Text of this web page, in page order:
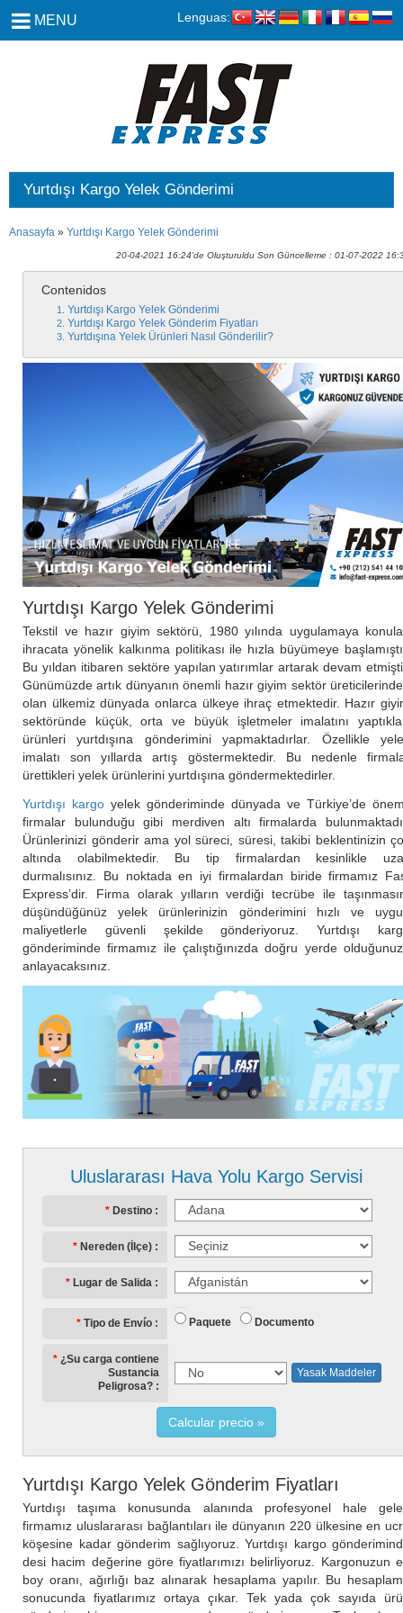
MENU Lenguas:
Yurtdışı Kargo Yelek Gönderimi
Anasayfa » Yurtdışı Kargo Yelek Gönderimi
20-04-2021 16:24'de Oluşturuldu Son Güncelleme : 01-07-2022
Uluslararası Hava Yolu Kargo Servisi
Destino
Nereden (İlçe)
Lugar de Salida
Tipo de Envío Paquete Documento
¿Su carga contiene
Sustancia
Peligrosa?
Yasak Maddeler
Calcular precio
Contenidos
Yurtdışı Kargo Yelek Gönderimi
Yurtdışı Kargo Yelek Gönderim Fiyatları
Yurtdışına Yelek Ürünleri Nasıl Gönderilir?
Yurtdışı Kargo Yelek Gönderimi
Tekstil ve hazır giyim sektörü, 1980 yılında uygulamaya
ihracata yönelik kalkınma politikası ile hızla büyümeye
Bu yıldan itibaren sektöre yapılan yatırımlar artarak devam
Günümüzde artık dünyanın önemli hazır giyim sektör
olan ülkemiz dünyada onlarca ülkeye ihraç etmektedir. Hazır
sektöründe küçük, orta ve büyük işletmeler imalatını
ürünleri yurtdışına gönderimini yapmaktadırlar. Özellikle
imalatı son yıllarda artış göstermektedir. Bu nedenle
ürettikleri yelek ürünlerini yurtdışına göndermektedirler.
Yurtdışı kargo yelek gönderiminde dünyada ve Türkiye’de
firmalar bulunduğu gibi merdiven altı firmalarda
Ürünlerinizi gönderir ama yol süreci, süresi, takibi beklentinizin
altında olabilmektedir. Bu tip firmalardan kesinlikle
durmalısınız. Bu noktada en iyi firmalardan biride firmamız
Express’dir. Firma olarak yılların verdiği tecrübe ile
düşündüğünüz yelek ürünlerinizin gönderimini hızlı ve
maliyetlerle güvenli şekilde gönderiyoruz. Yurtdışı
gönderiminde firmamız ile çalıştığınızda doğru yerde
anlayacaksınız.
Yurtdışı Kargo Yelek Gönderim Fiyatları
Yurtdışı taşıma konusunda alanında profesyonel hale
firmamız uluslararası bağlantıları ile dünyanın 220 ülkesine en
köşesine kadar gönderim sağlıyoruz. Yurtdışı kargo
desi hacim değerine göre fiyatlarımızı belirliyoruz. Kargonuzun
boy oranı, ağırlığı baz alınarak hesaplama yapılır. Bu
sonucunda fiyatlarımız ortaya çıkar. Tek yada çok sayıda